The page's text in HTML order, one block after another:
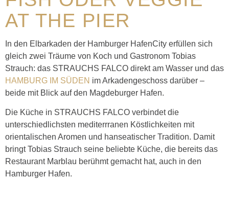
AT THE PIER
In den Elbarkaden der Hamburger HafenCity erfüllen sich
gleich zwei Träume von Koch und Gastronom Tobias
Strauch: das STRAUCHS FALCO direkt am Wasser und das
HAMBURG IM SÜDEN im Arkadengeschoss darüber –
beide mit Blick auf den Magdeburger Hafen.
Die Küche in STRAUCHS FALCO verbindet die
unterschiedlichsten mediterrranen Köstlichkeiten mit
orientalischen Aromen und hanseatischer Tradition. Damit
bringt Tobias Strauch seine beliebte Küche, die bereits das
Restaurant Marblau berühmt gemacht hat, auch in den
Hamburger Hafen.